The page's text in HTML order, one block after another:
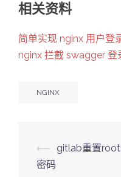
相关资料
简单实现 nginx 用户登
nginx 拦截 swagger 登
NGINX
Post
navigation
⟵
gitlab重置
密码